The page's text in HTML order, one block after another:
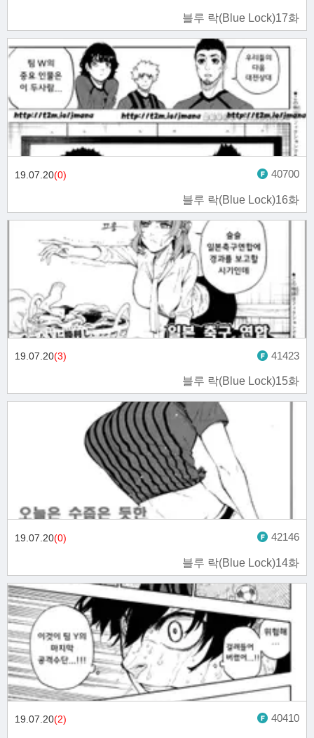
블루 락(Blue Lock)17화
블루 락(Blue Lock)16화
19.07.20(0) 40700
블루 락(Blue Lock)15화
19.07.20(3) 41423
블루 락(Blue Lock)14화
19.07.20(0) 42146
19.07.20(2) 40410